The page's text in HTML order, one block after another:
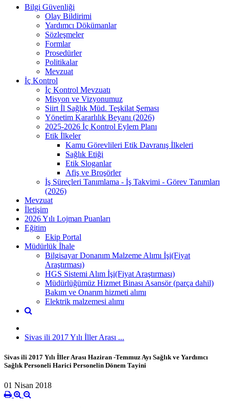
Bilgi Güvenliği
Olay Bildirimi
Yardımcı Dökümanlar
Sözleşmeler
Formlar
Prosedürler
Politikalar
Mevzuat
İç Kontrol
İç Kontrol Mevzuatı
Misyon ve Vizyonumuz
Siirt İl Sağlık Müd. Teşkilat Şeması
Yönetim Kararlılık Beyanı (2026)
2025-2026 İç Kontrol Eylem Planı
Etik İlkeler
Kamu Görevlileri Etik Davranış İlkeleri
Sağlık Etiği
Etik Sloganlar
Afiş ve Broşörler
İş Süreçleri Tanımlama - İş Takvimi - Görev Tanımları
(2026)
Mevzuat
İletişim
2026 Yılı Lojman Puanları
Eğitim
Ekip Portal
Müdürlük İhale
Bilgisayar Donanım Malzeme Alımı İşi(Fiyat
Araştırması)
HGS Sistemi Alım İşi(Fiyat Araştırması)
Müdürlüğümüz Hizmet Binası Asansör (parça dahil)
Bakım ve Onarım hizmeti alımı
Elektrik malzemesi alımı
Sivas ili 2017 Yılı İller Arası ...
Sivas ili 2017 Yılı İller Arası Haziran -Temmuz Ayı Sağlık ve Yardımcı
Sağlık Personeli Harici Personelin Dönem Tayini
01 Nisan 2018